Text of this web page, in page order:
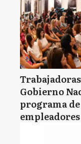
Gobierno
programa
empleadores